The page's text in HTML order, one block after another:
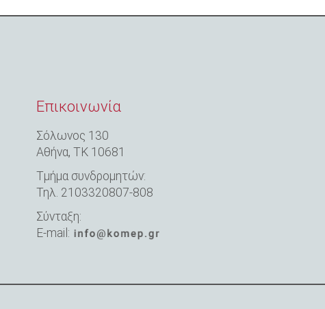
Επικοινωνία
Σόλωνος 130
Αθήνα, ΤΚ 10681
Τμήμα συνδρομητών:
Τηλ. 2103320807-808
Σύνταξη:
E-mail: